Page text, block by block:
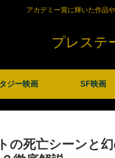
アカデミー賞に輝いた作品
プレステ
ジー映画 SF映画
の死亡シーンと